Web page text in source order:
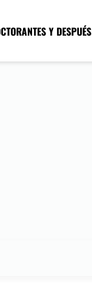
ANTES Y DESPUÉS